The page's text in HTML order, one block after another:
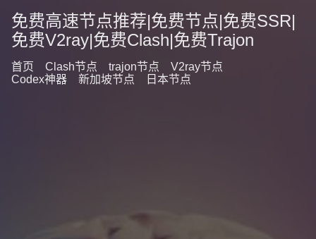
免费高速节点推荐|免费节点|免费SSR|
免费V2ray|免费Clash|免费Trajon
首页 Clash节点 trajon节点
V2ray节点
Codex神器
新加坡节点 日本节点